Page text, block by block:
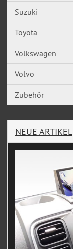
Suzuki
Toyota
Volkswagen
Volvo
Zubehör
NEUE ARTIKEL